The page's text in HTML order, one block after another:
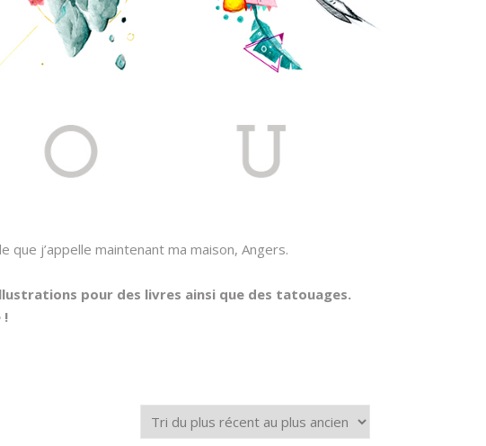
j’appelle maintenant ma maison, Angers.
pour des livres ainsi que des tatouages.
!